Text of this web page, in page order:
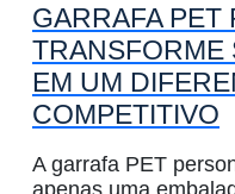
GARRAFA PET
TRANSFORME
EM UM
COMPETITIVO
A garrafa PET
apenas uma